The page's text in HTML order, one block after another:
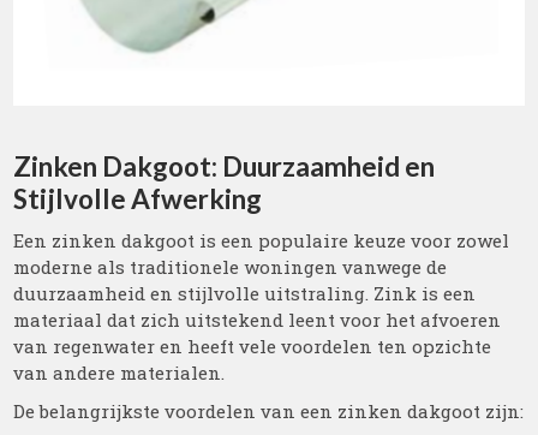
Zinken Dakgoot: Duurzaamheid en
Stijlvolle Afwerking
Een zinken dakgoot is een populaire keuze voor zowel
moderne als traditionele woningen vanwege de
duurzaamheid en stijlvolle uitstraling. Zink is een
materiaal dat zich uitstekend leent voor het afvoeren
van regenwater en heeft vele voordelen ten opzichte
van andere materialen.
De belangrijkste voordelen van een zinken dakgoot zijn: